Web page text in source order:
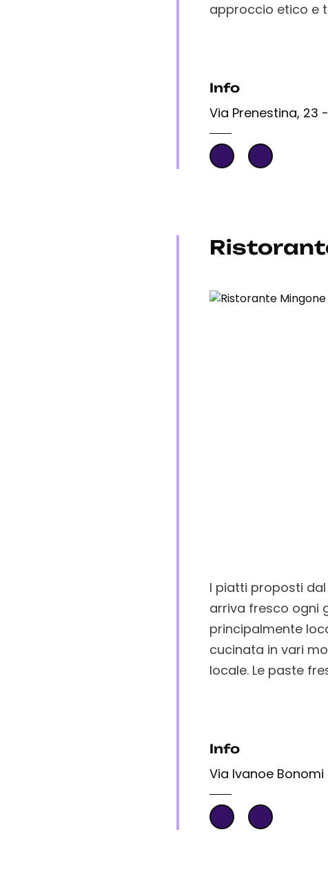
approccio etico e
Info
Via Prenestina, 23
I piatti proposti
arriva fresco ogni
principalmente
cucinata in vari
locale. Le paste
Info
Via Ivanoe